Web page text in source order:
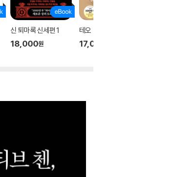
신 퇴마록 신세편 1
18,000원
테오
17,000